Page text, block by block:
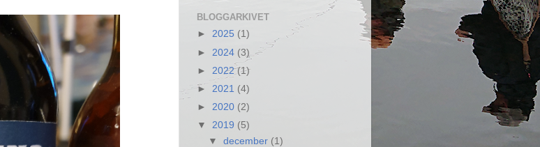
BLOGGARKIVET
► 2025 (1)
► 2024 (3)
► 2022(1)
► 2021 (4)
► 2020 (2)
▼ 2019 (5)
▼december (1)